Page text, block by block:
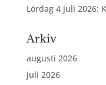
Lördag 4 juli 2026:
Arkiv
augusti 2026
juli 2026